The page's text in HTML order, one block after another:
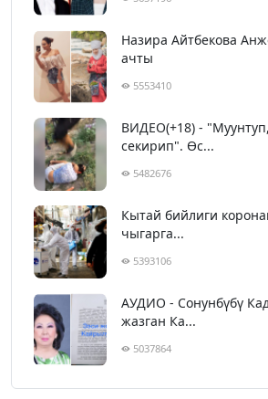
Назира Айтбекова
ачты
5553410
ВИДЕО(+18) -
секирип". Өс...
5482676
Кытай бийлиги
чыгарга...
5393106
АУДИО - Сонунбүбү
жазган Ка...
5037864